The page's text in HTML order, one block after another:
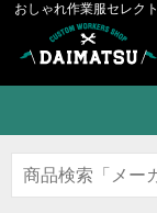
おしゃれ作業服セレク